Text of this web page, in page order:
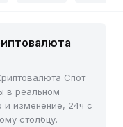
Спот
в реальном
и изменение, 24ч с
столбцу.